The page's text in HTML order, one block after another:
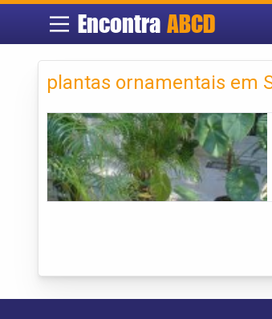
Encontra ABCD
plantas ornamentais em